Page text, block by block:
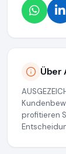
Über
profitieren